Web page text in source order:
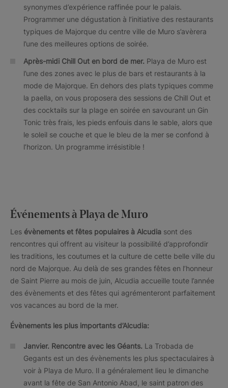
synonymes d’expérience raffinée pour le palais.
Programmer une dégustation à l’initiative des restaurants
typiques de Majorque du centre ville de Muro s’avèrera
l’une des meilleures options de soirée.
Après-midi Chill Out en bord de mer. Playa de Muro est
l’une des zones avec le plus de bars et restaurants à la
mode de Majorque. En dehors des plats typiques comme
la paella, on vous proposera des sessions de Chill Out et
des cocktails sur la plage en soirée en savourant un Gin
Tonic très frais, les pieds enfouis dans le sable, alors que
le soleil se couche et que le bleu de la mer se confond à
l’horizon. Un programme irrésistible !
Événements à Playa de Muro
Les évènements et fêtes populaires à Alcudia sont des
rencontres qui offrent au visiteur la possibilité d’approfondir
les traditions, les coutumes et la culture de cette belle ville du
nord de Majorque. Au delà de ses grandes fêtes en l’honneur
de Saint Pierre au mois de juin, Alcudia accueille toute l’année
des évènements et des fêtes qui agrémenteront parfaitement
vos vacances au bord de la mer.
Évènements les plus importants d’Alcudia:
Janvier. Rencontre avec les Géants. La Trobada de
Gegants est un des évènements les plus spectaculaires à
voir à Playa de Muro. Il a généralement lieu le dimanche
avant la fête de San Antonio Abad, le saint patron des